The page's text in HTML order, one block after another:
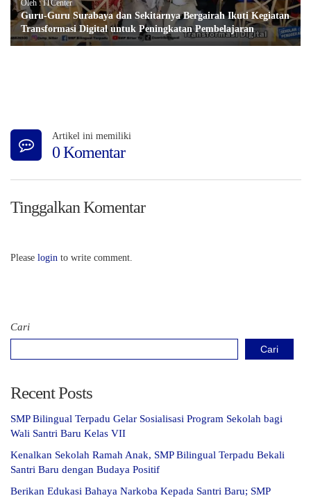
Oleh : ITCenter
Guru-Guru Surabaya dan Sekitarnya Bergairah Ikuti Kegiatan
Transformasi Digital untuk Peningkatan Pembelajaran
Artikel ini memiliki
0 Komentar
Tinggalkan Komentar
Please login to write comment.
Cari
Cari
Recent Posts
SMP Bilingual Terpadu Gelar Sosialisasi Program Sekolah bagi
Wali Santri Baru Kelas VII
Kenalkan Sekolah Ramah Anak, SMP Bilingual Terpadu Bekali
Santri Baru dengan Budaya Positif
Berikan Edukasi Bahaya Narkoba Kepada Santri Baru; SMP